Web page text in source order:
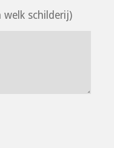
welk schilderij)